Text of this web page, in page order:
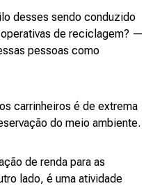
desses sendo conduzido
de reciclagem? —
pessoas como
carrinheiros é de extrema
do meio ambiente.
de renda para as
lado, é uma atividade